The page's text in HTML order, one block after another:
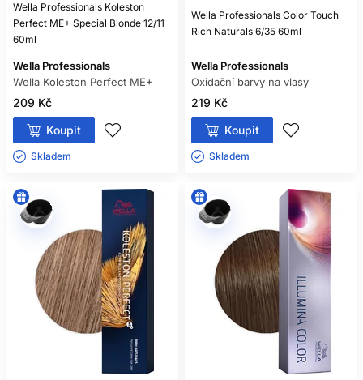
Wella Professionals Koleston
Perfect ME+ Special Blonde 12/11
60ml
Wella Professionals
Wella Koleston Perfect ME+
209 Kč
Koupit
Skladem ㅤ
Wella Professionals Color Touch
Rich Naturals 6/35 60ml
Wella Professionals
Oxidační barvy na vlasy
219 Kč
Koupit
Skladem ㅤ